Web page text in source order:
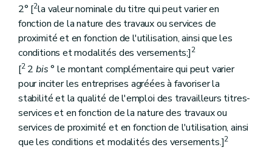
2° [2la valeur nominale du titre qui peut varier en
fonction de la nature des travaux ou services de
proximité et en fonction de l'utilisation, ainsi que les
conditions et modalités des versements;]2
[22bis° le montant complémentaire qui peut varier
pour inciter les entreprises agréées à favoriser la
stabilité et la qualité de l'emploi des travailleurs titres-
services et en fonction de la nature des travaux ou
services de proximité et en fonction de l'utilisation, ainsi
que les conditions et modalités des versements.]2